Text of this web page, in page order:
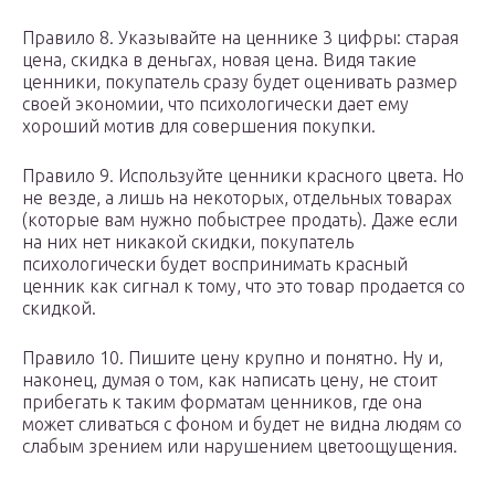
Правило 8. Указывайте на ценнике 3 цифры: старая
цена, скидка в деньгах, новая цена. Видя такие
ценники, покупатель сразу будет оценивать размер
своей экономии, что психологически дает ему
хороший мотив для совершения покупки.
Правило 9. Используйте ценники красного цвета. Но
не везде, а лишь на некоторых, отдельных товарах
(которые вам нужно побыстрее продать). Даже если
на них нет никакой скидки, покупатель
психологически будет воспринимать красный
ценник как сигнал к тому, что это товар продается со
скидкой.
Правило 10. Пишите цену крупно и понятно. Ну и,
наконец, думая о том, как написать цену, не стоит
прибегать к таким форматам ценников, где она
может сливаться с фоном и будет не видна людям со
слабым зрением или нарушением цветоощущения.